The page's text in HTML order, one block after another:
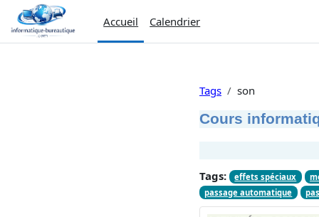
Passer au contenu principal
Accueil
Calendrier
Tags son
Cours
Tags: effets spéciaux
passage automatique